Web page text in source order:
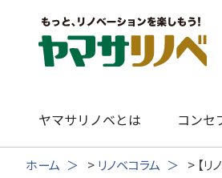
content
ヤマサリノベとは コンセ
ホーム > リノベコラム > 【